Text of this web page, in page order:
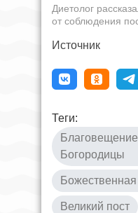
Диетолог
от соблюдения
Источник
Теги:
Богородицы
Божественная
Великий пост